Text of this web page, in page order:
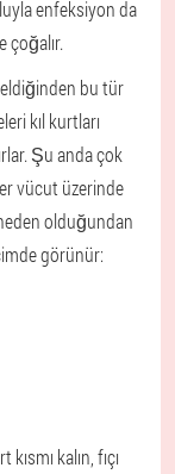
enfeksiyon da
çoğalır.
bu tür
kıl kurtları
Şu anda çok
vücut üzerinde
olduğundan
görünür:
kalın, fıçı